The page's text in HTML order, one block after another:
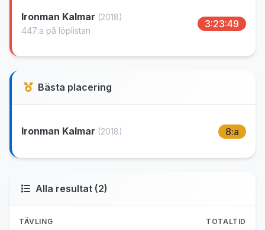
Ironman Kalmar (2018)
447:a på löplistan
3:23:49
Bästa placering
Ironman Kalmar (2018) 8:a
Alla resultat (2)
TÄVLING TOTALTID